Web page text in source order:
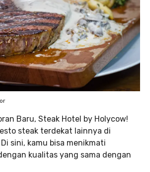
Baru, Steak Hotel by Holycow!
steak terdekat lainnya di
sini, kamu bisa menikmati
kualitas yang sama dengan